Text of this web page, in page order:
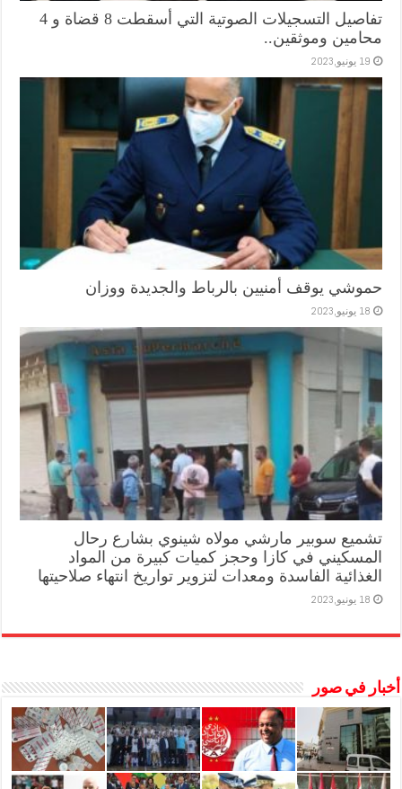
تفاصيل التسجيلات الصوتية التي أسقطت 8 قضاة و 4
محامين وموثقين..
19 يونيو,2023
حموشي يوقف أمنيين بالرباط والجديدة ووزان
18 يونيو,2023
تشميع سوبير مارشي مولاه شينوي بشارع رحال
المسكيني في كازا وحجز كميات كبيرة من المواد
الغذائية الفاسدة ومعدات لتزوير تواريخ انتهاء صلاحيتها
18 يونيو,2023
أخبار في صور